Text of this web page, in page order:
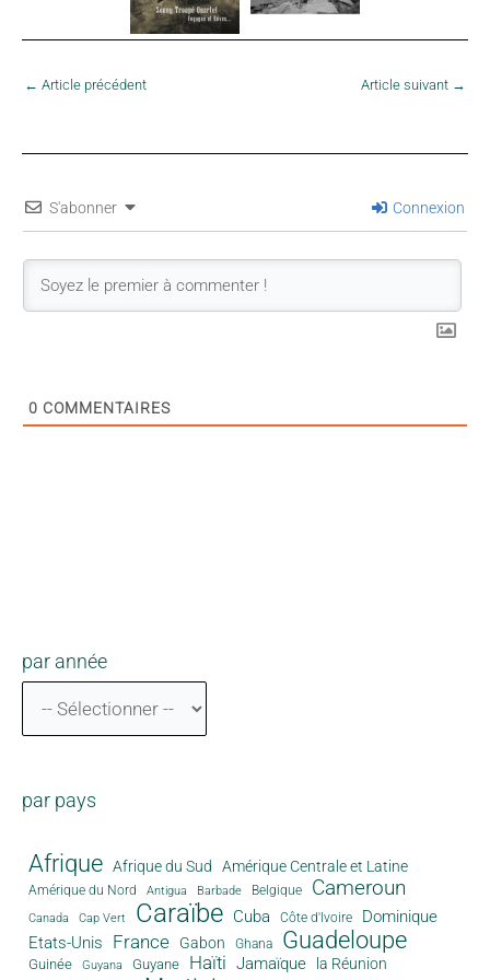
← Article précédent Article suivant →
S'abonner Connexion
0 COMMENTAIRES
par année
par pays
Afrique Afrique du Sud Amérique Centrale et Latine
Amérique du Nord Antigua Barbade Belgique Cameroun
Canada Cap Vert Caraïbe Cuba Côte d'Ivoire
Dominique
Etats-Unis
France Gabon Ghana Guadeloupe
Guinée Guyana Guyane Haïti Jamaïque
la Réunion